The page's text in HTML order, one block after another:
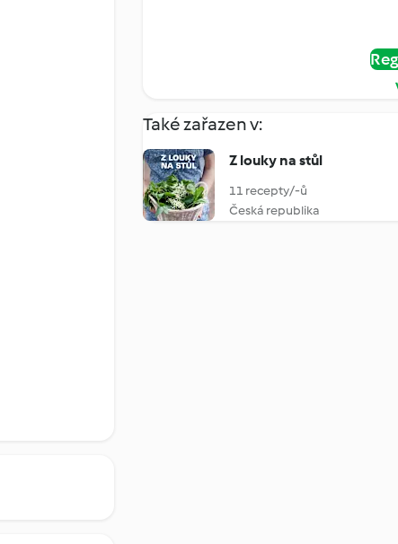
Také zařazen v:
Z louky na stůl
11 recepty/-ů
Česká republika